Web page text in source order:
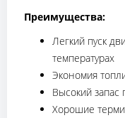
Преимущества:
Легкий пуск
температурах
Экономия
Высокий запас
Хорошие